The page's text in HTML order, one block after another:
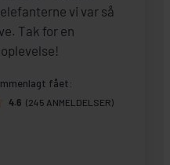
vi var så
Tak for en
fået:
4.6 (245 ANMELDELSER)